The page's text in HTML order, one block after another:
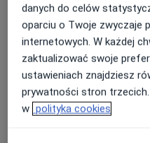
Nasza średnia ocena
Polityka
Polityka prywatności
dane
Jak działają
danych do celów
oparciu o Twoje zwyczaje
internetowych. W każdej
zaktualizować swoje
ustawieniach znajdziesz
prywatności stron
w polityka cookies